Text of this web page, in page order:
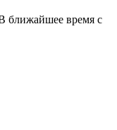
ближайшее время с